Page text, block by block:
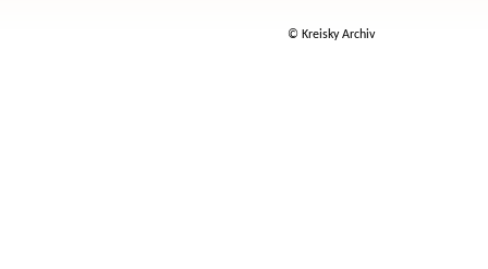
© Kreisky Archiv